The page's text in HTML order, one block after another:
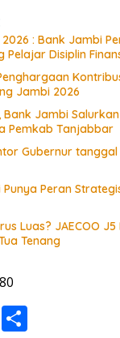
: Bank Jambi
Pelajar Disiplin
Jambi 2026
Bank Jambi
Pemkab Tanjabbar
Gubernur
Peran
Luas? JAECOO
Tenang
C